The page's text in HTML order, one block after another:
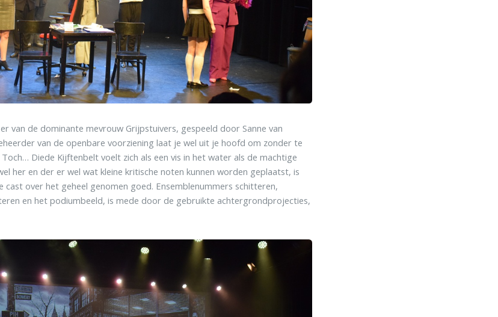
van de dominante mevrouw Grijpstuivers, gespeeld door Sanne van
van de openbare voorziening laat je wel uit je hoofd om zonder te
Diede Kijftenbelt voelt zich als een vis in het water als de machtige
her en der er wel wat kleine kritische noten kunnen worden geplaatst, is
cast over het geheel genomen goed. Ensemblenummers schitteren,
en het podiumbeeld, is mede door de gebruikte achtergrondprojecties,